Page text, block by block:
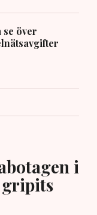
se över
i
gripits